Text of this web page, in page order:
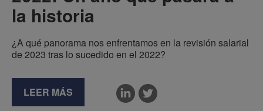
la historia
¿A qué panorama nos enfrentamos en la revisión salarial
de 2023 tras lo sucedido en el 2022?
LEER MÁS